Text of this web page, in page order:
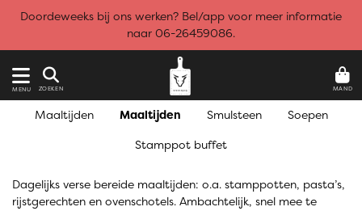
Doordeweeks bij ons werken? Bel/app voor meer informatie
naar 06-26459086.
MENU ZOEKEN MAND
Maaltijden Maaltijden Smulsteen Soepen
Stamppot buffet
Dagelijks verse bereide maaltijden: o.a. stamppotten, pasta’s,
rijstgerechten en ovenschotels. Ambachtelijk, snel mee te